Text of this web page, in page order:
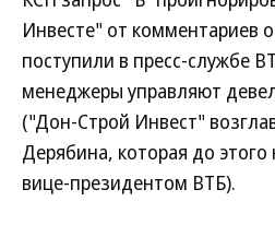
Инвесте" от комментариев
поступили в пресс-службе
менеджеры управляют
("Дон-Строй Инвест"
Дерябина, которая до
вице-президентом ВТБ).